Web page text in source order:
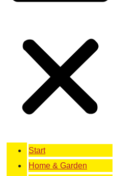
Start
Home & Garden